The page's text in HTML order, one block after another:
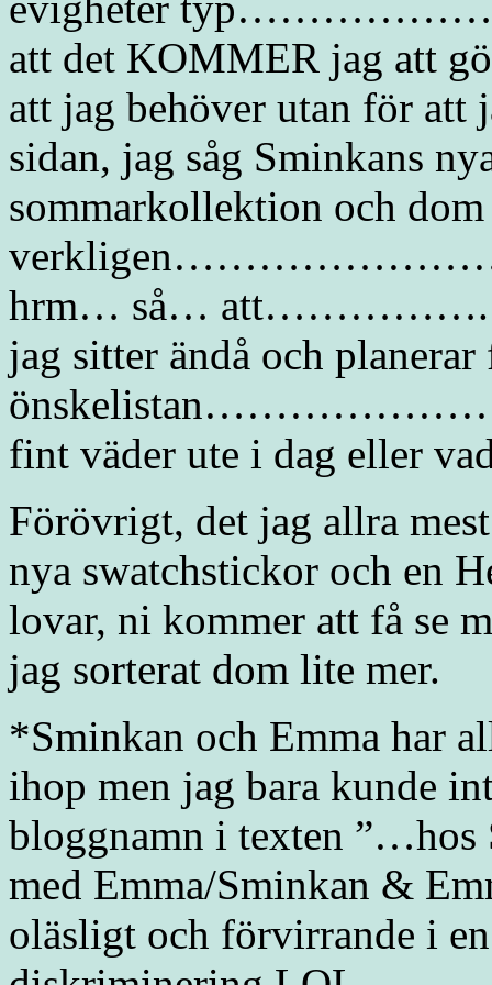
att det KOMMER jag
att jag behöver utan
sidan, jag såg Sminkans
sommarkollektion och
hrm… så… att…………….
jag sitter ändå och
önskelistan………………….
fint väder ute i dag eller
Förövrigt, det jag allra
nya swatchstickor och en
lovar, ni kommer att få se
jag sorterat dom lite mer.
*Sminkan och Emma har
ihop men jag bara kunde
bloggnamn i texten ”…hos
med Emma/Sminkan &
oläsligt och förvirrande i